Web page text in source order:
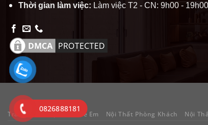
Thời gian làm việc: Làm việc T2 - CN: 9h00 - 19h00
Trang chủ Nội Thất Trẻ Em Nội Thất Phòng Khách Nội
0826888181